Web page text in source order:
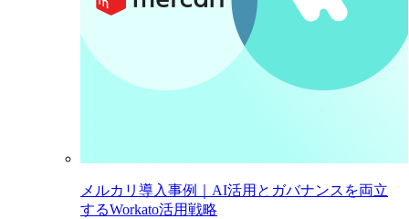
メルカリ導入事例｜AI活用とガバナンスを両立
するWorkato活用戦略